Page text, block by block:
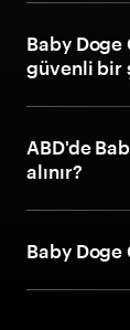
Baby
güvenli bir
ABD'de
alınır?
Baby Doge